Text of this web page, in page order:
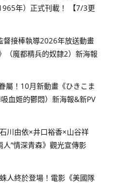
年）正式刊載！ 【7/3更
接棒執導2026年放送動畫
（魔都精兵的奴隸2）新海報
屬！10月新動畫《ひきこま
血姬的鬱悶）新海報&新PV
川由依×井口裕香×山谷祥
”情深青森》觀光宣傳影
人終於登場！電影《美國隊